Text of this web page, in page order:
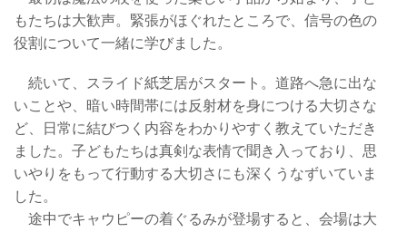
もたちは大歓声。緊張がほぐれたところで、信号の色の
役割について一緒に学びました。
続いて、スライド紙芝居がスタート。道路へ急に出な
いことや、暗い時間帯には反射材を身につける大切さな
ど、日常に結びつく内容をわかりやすく教えていただき
ました。子どもたちは真剣な表情で聞き入っており、思
いやりをもって行動する大切さにも深くうなずいていま
した。
途中でキャウピーの着ぐるみが登場すると、会場は大